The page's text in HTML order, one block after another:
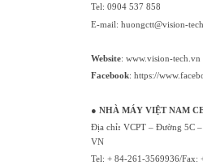
Tel: 0904 537 858
E-mail: huongctt@vision-
Website: www.vision-tech.vn
Facebook: https://
● NHÀ MÁY VIỆT NAM
Địa chỉ: VCPT – Đường 5C
VN
Tel: + 84-261-3569936/Fax: